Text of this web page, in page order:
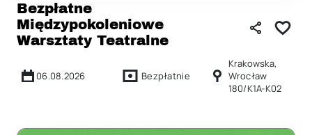
Bezpłatne
Międzypokoleniowe
Warsztaty Teatralne
06.08.2026 Bezpłatnie
Krakowska,
Wrocław
180/K1A-K02